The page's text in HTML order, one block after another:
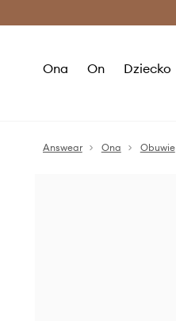
Ona On Dziecko
Answear Ona Obuwie